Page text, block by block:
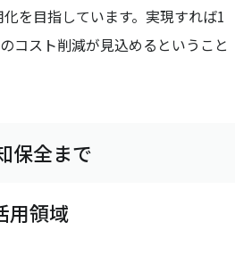
を目指しています。実現すれば1
コスト削減が見込めるということ
保全まで
用領域